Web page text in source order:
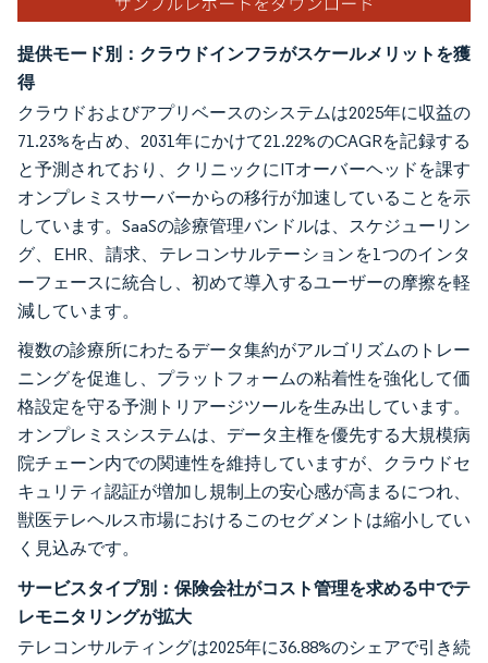
提供モード別：クラウドインフラがスケールメリットを獲
得
クラウドおよびアプリベースのシステムは2025年に収益の
71.23%を占め、2031年にかけて21.22%のCAGRを記録する
と予測されており、クリニックにITオーバーヘッドを課す
オンプレミスサーバーからの移行が加速していることを示
しています。SaaSの診療管理バンドルは、スケジューリン
グ、EHR、請求、テレコンサルテーションを1つのインタ
ーフェースに統合し、初めて導入するユーザーの摩擦を軽
減しています。
複数の診療所にわたるデータ集約がアルゴリズムのトレー
ニングを促進し、プラットフォームの粘着性を強化して価
格設定を守る予測トリアージツールを生み出しています。
オンプレミスシステムは、データ主権を優先する大規模病
院チェーン内での関連性を維持していますが、クラウドセ
キュリティ認証が増加し規制上の安心感が高まるにつれ、
獣医テレヘルス市場におけるこのセグメントは縮小してい
く見込みです。
サービスタイプ別：保険会社がコスト管理を求める中でテ
レモニタリングが拡大
テレコンサルティングは2025年に36.88%のシェアで引き続